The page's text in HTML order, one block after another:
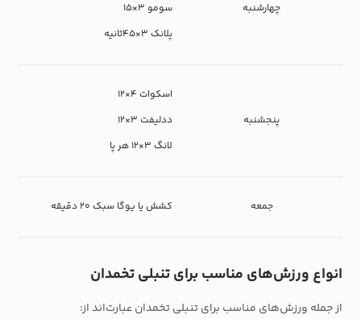
چهارشنبه
سومو ۳×۱۵
پلانک ۳×۴۵ثانیه
پنجشنبه
اسکوات ۴×۱۲
ددلیفت ۳×۱۲
لانگ ۳×۱۲ هر پا
جمعه کشش یا یوگا سبک ۲۰ دقیقه
انواع ورزش‌های مناسب برای تنبلی تخمدان
از جمله ورزش‌های مناسب برای تنبلی تخمدان عبارت‌اند از: